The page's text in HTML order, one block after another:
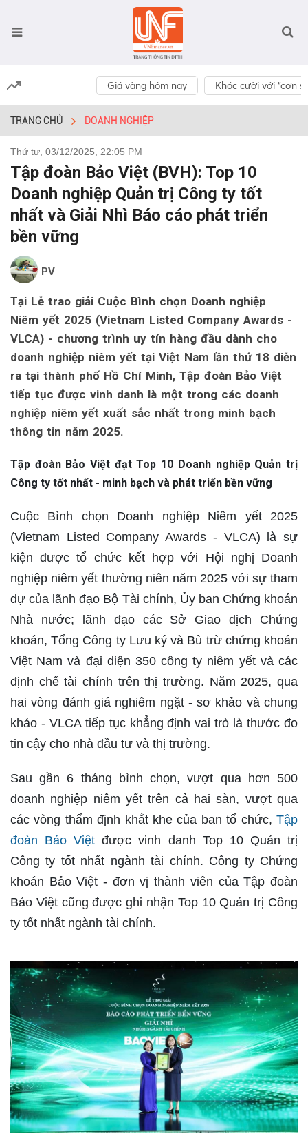
Giá vàng hôm nay Khóc cười với “cơn
TRANG CHỦ DOANH NGHIỆP
Thứ tư, 03/12/2025, 22:05 PM
Tập đoàn Bảo Việt (BVH): Top 10
Doanh nghiệp Quản trị Công ty tốt
nhất và Giải Nhì Báo cáo phát triển
bền vững
PV
Tại Lễ trao giải Cuộc Bình chọn Doanh nghiệp
Niêm yết 2025 (Vietnam Listed Company Awards -
VLCA) - chương trình uy tín hàng đầu dành cho
doanh nghiệp niêm yết tại Việt Nam lần thứ 18 diễn
ra tại thành phố Hồ Chí Minh, Tập đoàn Bảo Việt
tiếp tục được vinh danh là một trong các doanh
nghiệp niêm yết xuất sắc nhất trong minh bạch
thông tin năm 2025.
Tập đoàn Bảo Việt đạt Top 10 Doanh nghiệp Quản trị
Công ty tốt nhất - minh bạch và phát triển bền vững
Cuộc Bình chọn Doanh nghiệp Niêm yết 2025
(Vietnam Listed Company Awards - VLCA) là sự
kiện được tổ chức kết hợp với Hội nghị Doanh
nghiệp niêm yết thường niên năm 2025 với sự tham
dự của lãnh đạo Bộ Tài chính, Ủy ban Chứng khoán
Nhà nước; lãnh đạo các Sở Giao dịch Chứng
khoán, Tổng Công ty Lưu ký và Bù trừ chứng khoán
Việt Nam và đại diện 350 công ty niêm yết và các
định chế tài chính trên thị trường. Năm 2025, qua
hai vòng đánh giá nghiêm ngặt - sơ khảo và chung
khảo - VLCA tiếp tục khẳng định vai trò là thước đo
tin cậy cho nhà đầu tư và thị trường.
Sau gần 6 tháng bình chọn, vượt qua hơn 500
doanh nghiệp niêm yết trên cả hai sàn, vượt qua
các vòng thẩm định khắt khe của ban tổ chức, Tập
đoàn Bảo Việt được vinh danh Top 10 Quản trị
Công ty tốt nhất ngành tài chính. Công ty Chứng
khoán Bảo Việt - đơn vị thành viên của Tập đoàn
Bảo Việt cũng được ghi nhận Top 10 Quản trị Công
ty tốt nhất ngành tài chính.